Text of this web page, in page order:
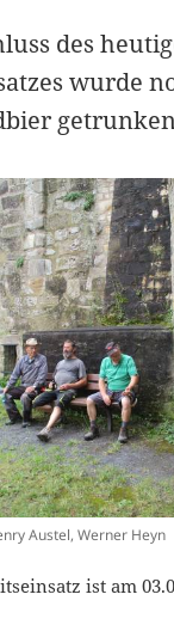
des
wurde
Austel, Werner Heyn
ist am